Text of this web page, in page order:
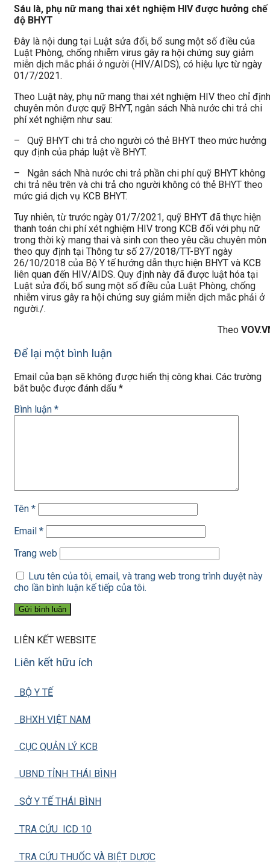
Sáu là, phụ nữ mang thai xét nghiệm HIV được hưởng chế
độ BHYT
Đây là nội dung tại Luật sửa đổi, bổ sung một số điều của
Luật Phòng, chống nhiễm virus gây ra hội chứng suy giảm
miễn dịch mắc phải ở người (HIV/AIDS), có hiệu lực từ ngày
01/7/2021.
Theo Luật này, phụ nữ mang thai xét nghiệm HIV theo chỉ định
chuyên môn được quỹ BHYT, ngân sách Nhà nước chi trả chi
phí xét nghiệm như sau:
– Quỹ BHYT chi trả cho người có thẻ BHYT theo mức hưởng
quy định của pháp luật về BHYT.
– Ngân sách Nhà nước chi trả phần chi phí quỹ BHYT không
chi trả nêu trên và chi trả cho người không có thẻ BHYT theo
mức giá dịch vụ KCB BHYT.
Tuy nhiên, từ trước ngày 01/7/2021, quỹ BHYT đã thực hiện
thanh toán chi phí xét nghiệm HIV trong KCB đối với phụ nữ
trong thời kỳ mang thai và sinh con theo yêu cầu chuyên môn
theo quy định tại Thông tư số 27/2018/TT-BYT ngày
26/10/2018 của Bộ Y tế hướng dẫn thực hiện BHYT và KCB
liên quan đến HIV/AIDS. Quy định này đã được luật hóa tại
Luật sửa đổi, bổ sung một số điều của Luật Phòng, chống
nhiễm virus gây ra hội chứng suy giảm miễn dịch mắc phải ở
người./.
Theo
Để lại một bình luận
Email của bạn sẽ không được hiển thị công khai. Các trường
bắt buộc được đánh dấu *
Bình luận *
Tên *
Email *
Trang web
Lưu tên của tôi, email, và trang web trong trình duyệt này
cho lần bình luận kế tiếp của tôi.
LIÊN KẾT WEBSITE
Liên kết hữu ích
BỘ Y TẾ
BHXH VIỆT NAM
CỤC QUẢN LÝ KCB
UBND TỈNH THÁI BÌNH
SỞ Y TẾ THÁI BÌNH
TRA CỨU ICD 10
TRA CỨU THUỐC VÀ BIỆT DƯỢC